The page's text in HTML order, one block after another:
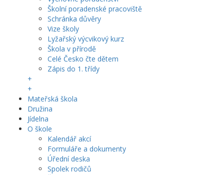
Školní poradenské pracoviště
Schránka důvěry
Vize školy
Lyžařský výcvikový kurz
Škola v přírodě
Celé Česko čte dětem
Zápis do 1. třídy
+
+
Mateřská škola
Družina
Jídelna
O škole
Kalendář akcí
Formuláře a dokumenty
Úřední deska
Spolek rodičů